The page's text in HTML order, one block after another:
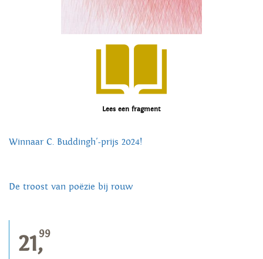
Lees een fragment
Winnaar C. Buddingh'-prijs 2024!
De troost van poëzie bij rouw
21,99